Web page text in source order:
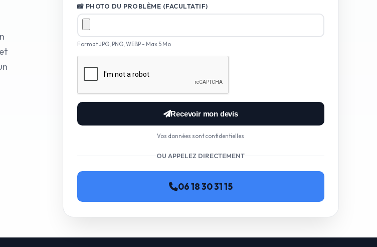
et
📸 PHOTO DU PROBLÈME (FACULTATIF)
Format JPG, PNG, WEBP - Max 5 Mo
Recevoir mon devis
Vos données sont confidentielles
OU APPELEZ DIRECTEMENT
06 18 30 31 15